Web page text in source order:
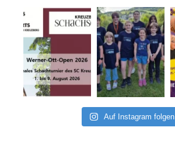
Auf Instagram folgen